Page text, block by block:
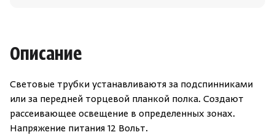
Описание
Световые трубки устанавливаютя за подспинниками
или за передней торцевой планкой полка. Создают
рассеивающее освещение в определенных зонах.
Напряжение питания 12 Вольт.